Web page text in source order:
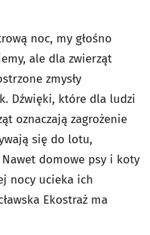
noc, my głośno
ale dla zwierząt
zmysły
Dźwięki, które dla ludzi
oznaczają zagrożenie
się do lotu,
domowe psy i koty
nocy ucieka ich
Ekostraż ma